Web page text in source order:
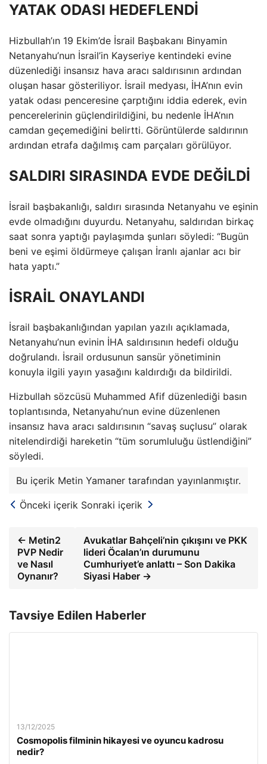
YATAK ODASI HEDEFLENDİ
Hizbullah’ın 19 Ekim’de İsrail Başbakanı Binyamin
Netanyahu’nun İsrail’in Kayseriye kentindeki evine
düzenlediği insansız hava aracı saldırısının ardından
oluşan hasar gösteriliyor. İsrail medyası, İHA’nın evin
yatak odası penceresine çarptığını iddia ederek, evin
pencerelerinin güçlendirildiğini, bu nedenle İHA’nın
camdan geçemediğini belirtti. Görüntülerde saldırının
ardından etrafa dağılmış cam parçaları görülüyor.
SALDIRI SIRASINDA EVDE DEĞİLDİ
İsrail başbakanlığı, saldırı sırasında Netanyahu ve eşinin
evde olmadığını duyurdu. Netanyahu, saldırıdan birkaç
saat sonra yaptığı paylaşımda şunları söyledi: “Bugün
beni ve eşimi öldürmeye çalışan İranlı ajanlar acı bir
hata yaptı.”
İSRAİL ONAYLANDI
İsrail başbakanlığından yapılan yazılı açıklamada,
Netanyahu’nun evinin İHA saldırısının hedefi olduğu
doğrulandı. İsrail ordusunun sansür yönetiminin
konuyla ilgili yayın yasağını kaldırdığı da bildirildi.
Hizbullah sözcüsü Muhammed Afif düzenlediği basın
toplantısında, Netanyahu’nun evine düzenlenen
insansız hava aracı saldırısının “savaş suçlusu” olarak
nitelendirdiği hareketin “tüm sorumluluğu üstlendiğini”
söyledi.
Bu içerik Metin Yamaner tarafından yayınlanmıştır.
Önceki içerik Sonraki içerik
← Metin2
PVP Nedir
ve Nasıl
Oynanır?
Avukatlar Bahçeli’nin çıkışını ve PKK
lideri Öcalan’ın durumunu
Cumhuriyet’e anlattı – Son Dakika
Siyasi Haber →
Tavsiye Edilen Haberler
13/12/2025
Cosmopolis filminin hikayesi ve oyuncu kadrosu
nedir?